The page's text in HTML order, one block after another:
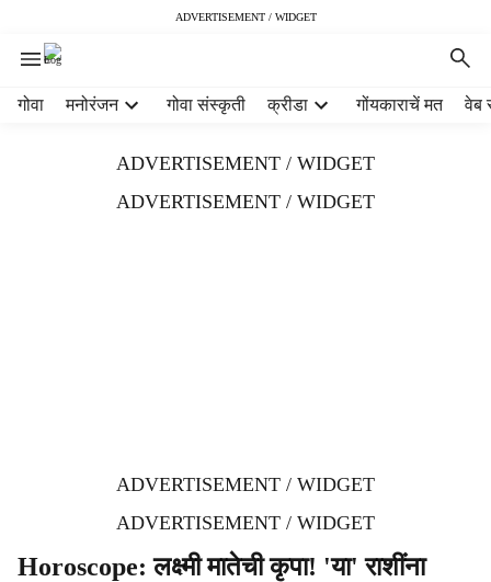
ADVERTISEMENT / WIDGET
गोवा मनोरंजन गोवा संस्कृती क्रीडा गोंयकाराचें मत वेब
ADVERTISEMENT / WIDGET
ADVERTISEMENT / WIDGET
ADVERTISEMENT / WIDGET
ADVERTISEMENT / WIDGET
Horoscope: लक्ष्मी मातेची कृपा! 'या' राशींना